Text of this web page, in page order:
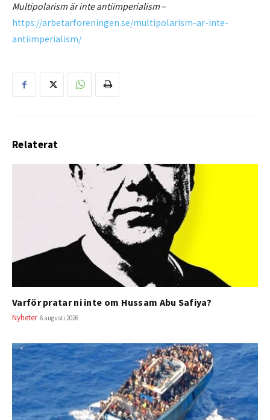
Multipolarism är inte antiimperialism–
https://arbetarforeningen.se/multipolarism-ar-inte-
antiimperialism/
Relaterat
Varför pratar ni inte om Hussam Abu Safiya?
Nyheter 6 augusti 2026